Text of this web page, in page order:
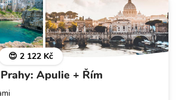
😍 2 122 Kč
Apulie + Řím